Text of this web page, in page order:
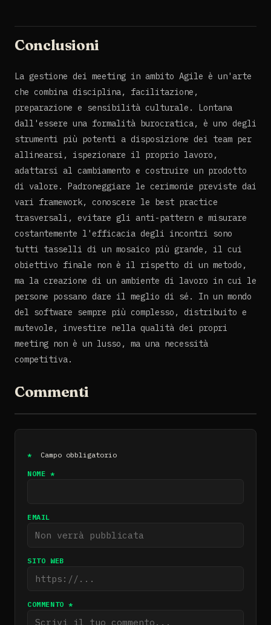
Conclusioni
La gestione dei meeting in ambito Agile è un'arte
che combina disciplina, facilitazione,
preparazione e sensibilità culturale. Lontana
dall'essere una formalità burocratica, è uno degli
strumenti più potenti a disposizione dei team per
allinearsi, ispezionare il proprio lavoro,
adattarsi al cambiamento e costruire un prodotto
di valore. Padroneggiare le cerimonie previste dai
vari framework, conoscere le best practice
trasversali, evitare gli anti-pattern e misurare
costantemente l'efficacia degli incontri sono
tutti tasselli di un mosaico più grande, il cui
obiettivo finale non è il rispetto di un metodo,
ma la creazione di un ambiente di lavoro in cui le
persone possano dare il meglio di sé. In un mondo
del software sempre più complesso, distribuito e
mutevole, investire nella qualità dei propri
meeting non è un lusso, ma una necessità
competitiva.